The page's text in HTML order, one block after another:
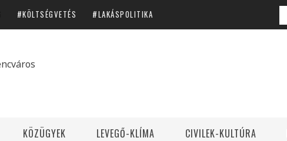
KÖLTSÉGVETÉS LAKÁSPOLITIKA
KÖZÜGYEK LEVEGŐ-KLÍMA CIVILEK-KULTÚRA